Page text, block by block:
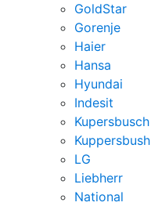
GoldStar
Gorenje
Haier
Hansa
Hyundai
Indesit
Kupersbusch
Kuppersbush
LG
Liebherr
National